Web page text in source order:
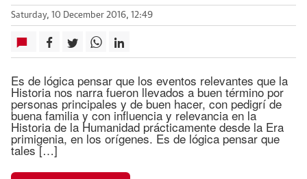
Saturday, 10 December 2016, 12:49
Es de lógica pensar que los eventos relevantes que la
Historia nos narra fueron llevados a buen término por
personas principales y de buen hacer, con pedigrí de
buena familia y con influencia y relevancia en la
Historia de la Humanidad prácticamente desde la Era
primigenia, en los orígenes. Es de lógica pensar que
tales […]